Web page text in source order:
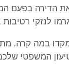
הדירה בפעם
במה קרה,
המשפטי